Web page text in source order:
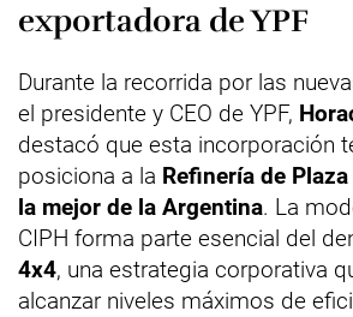
exportadora de YPF
Durante la recorrida por las
el presidente y CEO de YPF,
destacó que esta incorporación
posiciona a la Refinería de
la mejor de la Argentina. La
CIPH forma parte esencial del
4x4, una estrategia corporativa
alcanzar niveles máximos de